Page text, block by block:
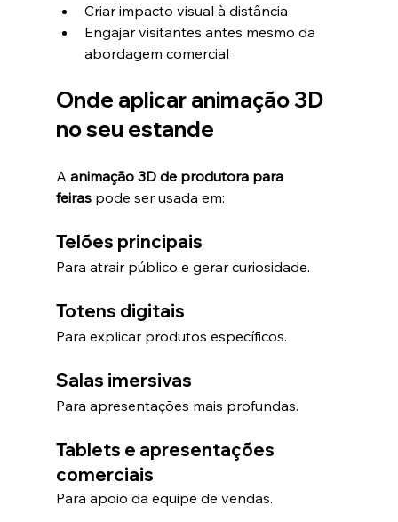
Criar impacto visual à distância
Engajar visitantes antes mesmo da
abordagem comercial
Onde aplicar animação 3D
no seu estande
A animação 3D de produtora para
feiras pode ser usada em:
Telões principais
Para atrair público e gerar curiosidade.
Totens digitais
Para explicar produtos específicos.
Salas imersivas
Para apresentações mais profundas.
Tablets e apresentações
comerciais
Para apoio da equipe de vendas.